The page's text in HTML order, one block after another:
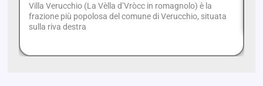
Villa Verucchio (La Vèlla d’Vròcc in romagnolo) è la
frazione più popolosa del comune di Verucchio, situata
sulla riva destra